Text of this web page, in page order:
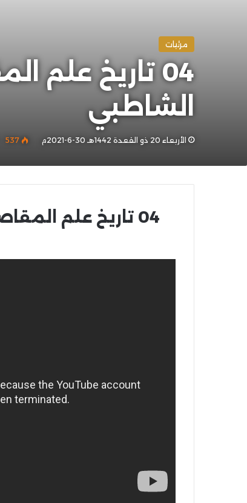
مرئيات
04 تاريخ علم
الشاطبي
الأربعاء 20 ذو القعدة 1442هـ 30-6-2021م 537
04 تاريخ علم